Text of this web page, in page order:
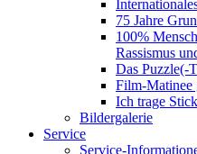
75 Jahre
100%
Rassismus
Das Puzzle(-
Film-Matinee
Ich trage
Bildergalerie
Service
Service-